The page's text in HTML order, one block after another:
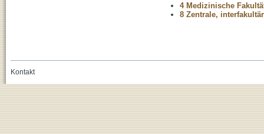
4 Medizinische
8 Zentrale,
Kontakt